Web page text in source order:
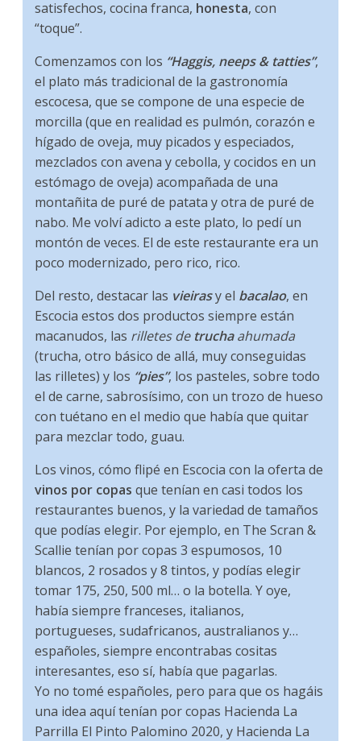
satisfechos, cocina franca, honesta, con
“toque”.
Comenzamos con los “Haggis, neeps & tatties”,
el plato más tradicional de la gastronomía
escocesa, que se compone de una especie de
morcilla (que en realidad es pulmón, corazón e
hígado de oveja, muy picados y especiados,
mezclados con avena y cebolla, y cocidos en un
estómago de oveja) acompañada de una
montañita de puré de patata y otra de puré de
nabo. Me volví adicto a este plato, lo pedí un
montón de veces. El de este restaurante era un
poco modernizado, pero rico, rico.
Del resto, destacar las vieirasy el bacalao, en
Escocia estos dos productos siempre están
macanudos, las rilletes de truchaahumada
(trucha, otro básico de allá, muy conseguidas
las rilletes) y los “pies”, los pasteles, sobre todo
el de carne, sabrosísimo, con un trozo de hueso
con tuétano en el medio que había que quitar
para mezclar todo, guau.
Los vinos, cómo flipé en Escocia con la oferta de
vinos por copas que tenían en casi todos los
restaurantes buenos, y la variedad de tamaños
que podías elegir. Por ejemplo, en The Scran &
Scallie tenían por copas 3 espumosos, 10
blancos, 2 rosados y 8 tintos, y podías elegir
tomar 175, 250, 500 ml… o la botella. Y oye,
había siempre franceses, italianos,
portugueses, sudafricanos, australianos y…
españoles, siempre encontrabas cositas
interesantes, eso sí, había que pagarlas.
Yo no tomé españoles, pero para que os hagáis
una idea aquí tenían por copas Hacienda La
Parrilla El Pinto Palomino 2020, y Hacienda La